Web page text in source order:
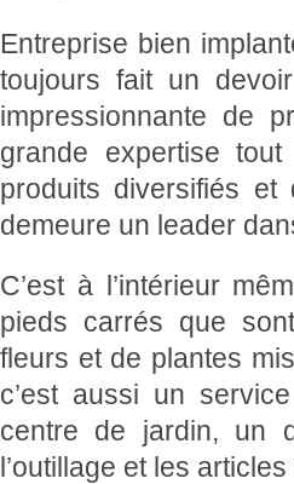
Entreprise bien
toujours fait un
impressionnante de
grande expertise
produits diversifiés et
demeure un leader
C’est à l’intérieur
pieds carrés que
fleurs et de plantes
c’est aussi un
centre de jardin, un
l’outillage et les